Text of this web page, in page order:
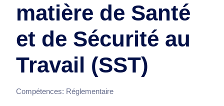
matière de Santé
et de Sécurité au
Travail (SST)
Compétences: Réglementaire